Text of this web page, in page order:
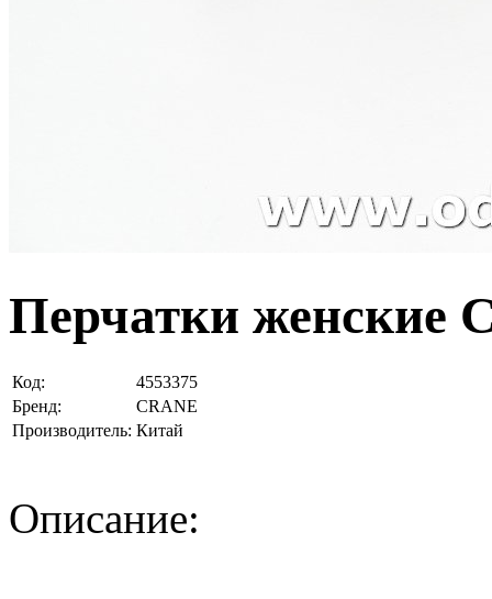
Перчатки женские
Код:
4553375
Бренд:
CRANE
Производитель: Китай
Описание: